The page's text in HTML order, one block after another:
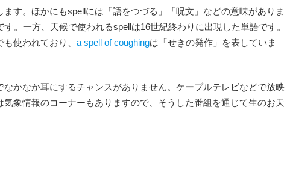
す。ほかにもspellには「語をつづる」「呪文」などの意味がありま
。一方、天候で使われるspellは16世紀終わりに出現した単語です。
使われており、 a spell of coughingは「せきの発作」を表していま
かなか耳にするチャンスがありません。ケーブルテレビなどで放映
象情報のコーナーもありますので、そうした番組を通じて生のお天